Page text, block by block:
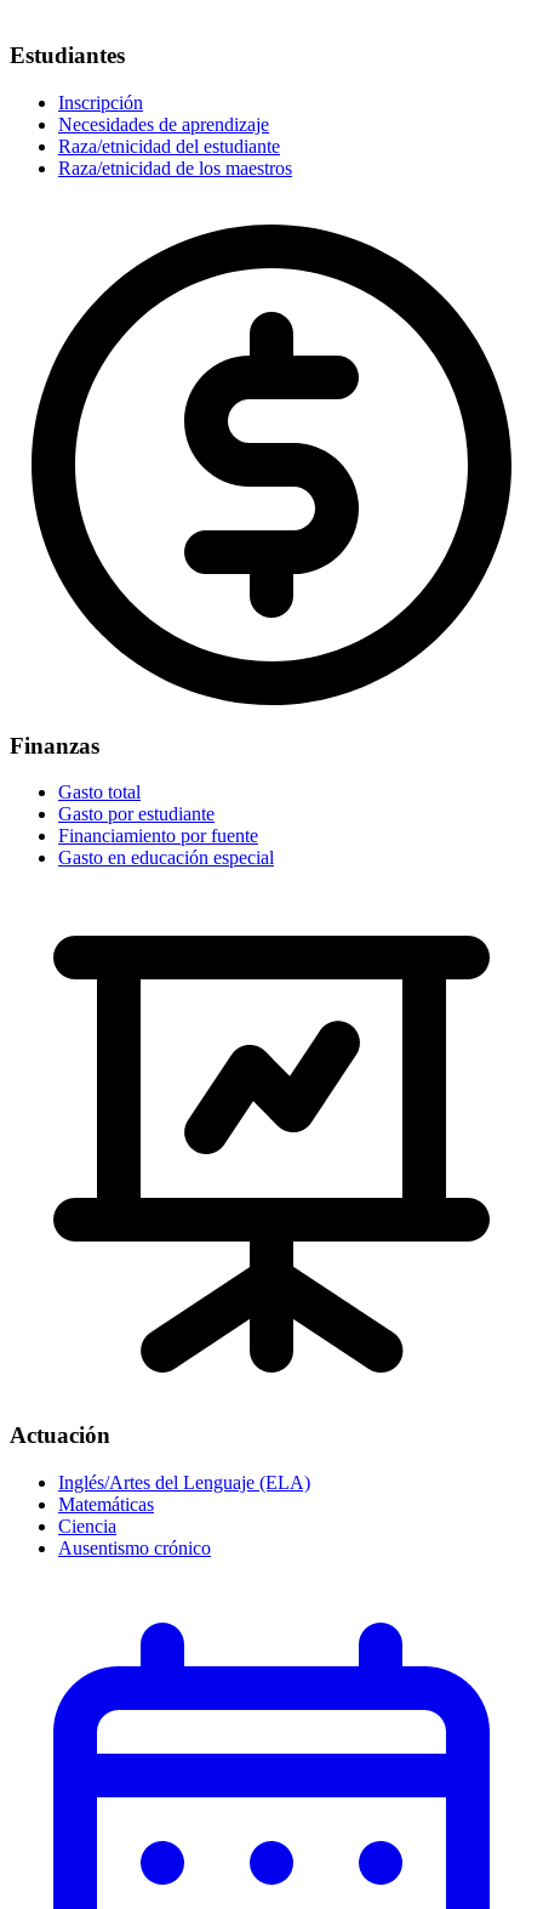
Estudiantes
Inscripción
Necesidades de aprendizaje
Raza/etnicidad del estudiante
Raza/etnicidad de los maestros
Finanzas
Gasto total
Gasto por estudiante
Financiamiento por fuente
Gasto en educación especial
Actuación
Inglés/Artes del Lenguaje (ELA)
Matemáticas
Ciencia
Ausentismo crónico